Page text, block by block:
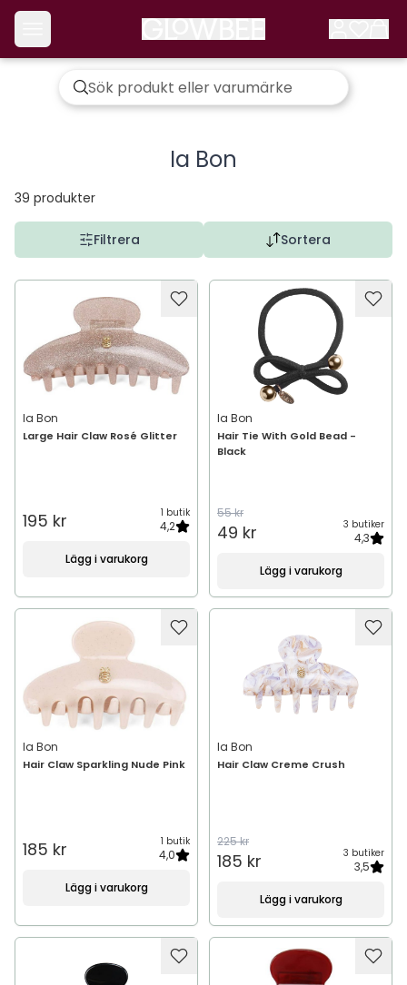
Ia Bon
39 produkter
Filtrera Sortera
Ia Bon
Large Hair Claw Rosé Glitter
195 kr 1 butik
4,2
Lägg i varukorg
Ia Bon
Hair Tie With Gold Bead -
Black
55 kr
49 kr 3 butiker
4,3
Lägg i varukorg
Ia Bon
Hair Claw Sparkling Nude Pink
185 kr 1 butik
4,0
Lägg i varukorg
Ia Bon
Hair Claw Creme Crush
225 kr
185 kr 3 butiker
3,5
Lägg i varukorg